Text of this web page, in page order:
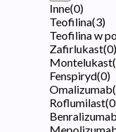
Inne(0)
Teofilina(3)
Teofilina w
Zafirlukast(0)
Montelukast(
Fenspiryd(0)
Omalizumab(
Roflumilast(0
Benralizumab